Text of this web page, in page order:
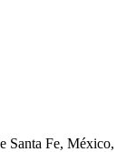
Santa Fe, México,